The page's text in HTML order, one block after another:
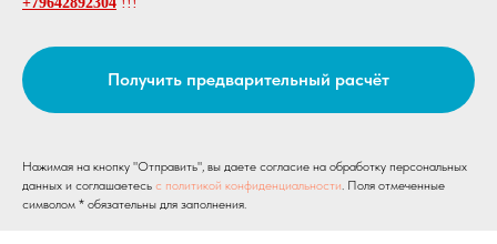
Получить предварительный расчёт
Нажимая на кнопку "Отправить", вы даете согласие на обработку персональных
данных и соглашаетесь c политикой конфиденциальности . Поля отмеченные
символом * обязательны для заполнения.
Отправить фото в Telegram